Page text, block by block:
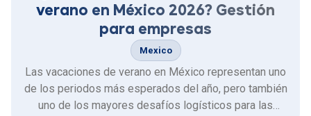
verano en México 2026? Gestión
para empresas
Mexico
Las vacaciones de verano en México representan uno
de los periodos más esperados del año, pero también
uno de los mayores desafíos logísticos para las